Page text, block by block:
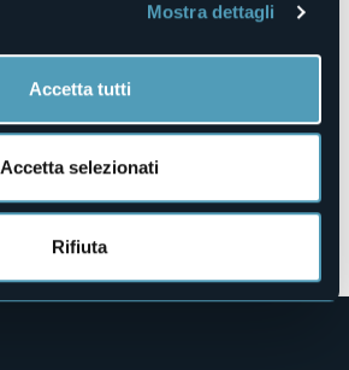
Mostra dettagli
Accetta tutti
Accetta selezionati
Rifiuta